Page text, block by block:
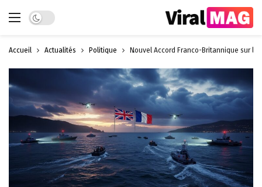
Dark mode
Accueil Actualités Politique Nouvel Accord Franco-Britannique sur